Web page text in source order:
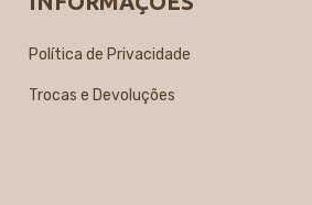
Política de Privacidade
Trocas e Devoluções